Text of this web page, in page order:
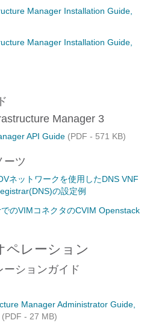
Manager Installation Guide,
Manager Installation Guide,
Manager 3
API Guide (PDF - 571 KB)
ーツ
ネットワークを使用したDNS VNF
の設定例
のVIMコネクタのCVIM Openstack
ペレーション
ーションガイド
Manager Administrator Guide,
(PDF - 27 MB)